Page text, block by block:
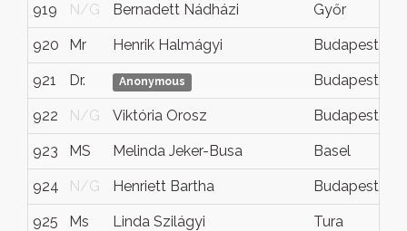
919 N/G Bernadett Nádházi Győr
920 Mr Henrik Halmágyi Budapest
921 Dr. Anonymous Budapest
922 N/G Viktória Orosz Budapest
923 MS Melinda Jeker-Busa Basel
924 N/G Henriett Bartha Budapest
925 Ms Linda Szilágyi Tura